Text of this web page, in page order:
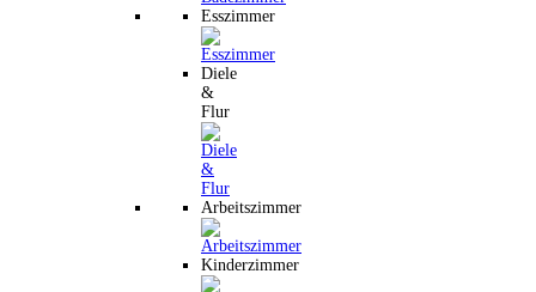
Esszimmer
Diele
&
Flur
Arbeitszimmer
Kinderzimmer